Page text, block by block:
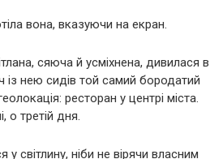
вона, вказуючи на екран.
сяюча й усміхнена, дивилася в
із нею сидів той самий бородатий
ресторан у центрі міста.
о третій дня.
світлину, ніби не вірячи власним